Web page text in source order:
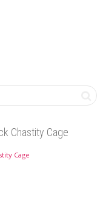
Chastity Cage